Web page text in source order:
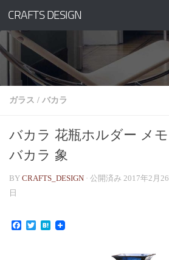
コンテンツへスキップ
CRAFTS DESIGN
ガラス / バカラ
バカラ 花瓶ホルダー メモ
バカラ 象
BY CRAFTS_DESIGN · 公開済み 2017年2月
日
Facebook
TwitterHatena